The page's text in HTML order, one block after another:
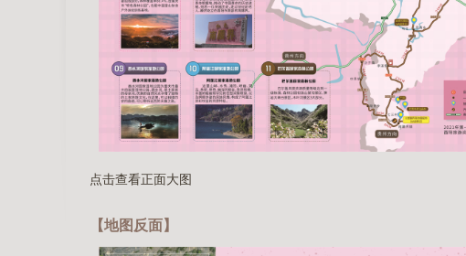
点击查看正面大图
【地图反面】